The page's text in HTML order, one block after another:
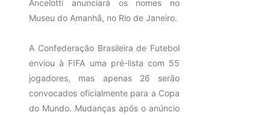
Ancelotti anunciará os nomes no
Museu do Amanhã, no Rio de Janeiro.
A Confederação Brasileira de Futebol
enviou à FIFA uma pré-lista com 55
jogadores, mas apenas 26 serão
convocados oficialmente para a Copa
do Mundo. Mudanças após o anúncio